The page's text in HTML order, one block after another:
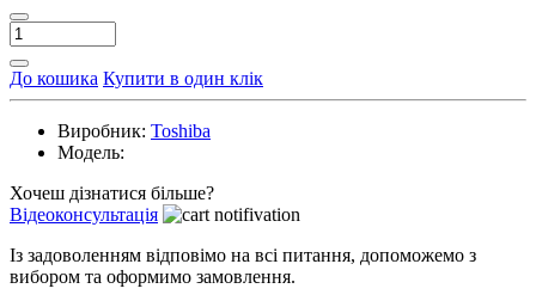
До кошика Купити в один клік
Виробник: Toshiba
Модель:
Хочеш дізнатися більше?
Відеоконсультація
Із задоволенням відповімо на всі питання, допоможемо з
вибором та оформимо замовлення.